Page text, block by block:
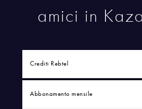
amici in
Crediti Rebtel
Abbonamento mensile